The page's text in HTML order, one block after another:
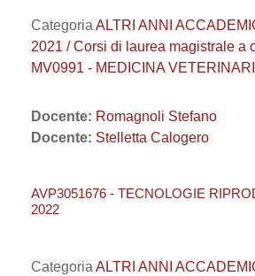
Categoria ALTRI ANNI
2021 / Corsi di laurea magistrale a
MV0991 - MEDICINA
Docente: Romagnoli Stefano
Docente: Stelletta Calogero
AVP3051676 - TECNOLOGIE
2022
Categoria ALTRI ANNI